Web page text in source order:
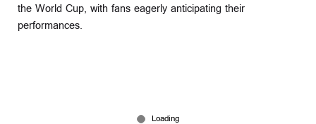
the World Cup, with fans eagerly anticipating their
performances.